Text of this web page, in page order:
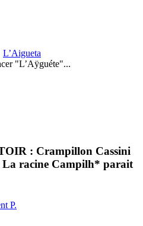
L’Aigueta
"L’Aÿguéte"...
: Crampillon Cassini
racine Campilh* parait
P.